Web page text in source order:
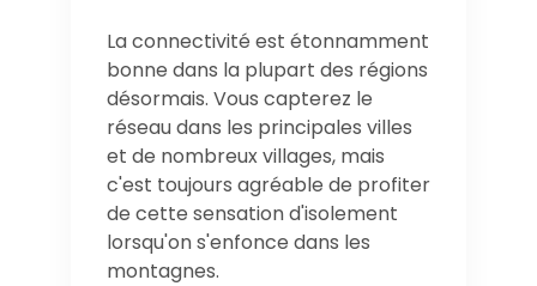
La connectivité est étonnamment
bonne dans la plupart des régions
désormais. Vous capterez le
réseau dans les principales villes
et de nombreux villages, mais
c'est toujours agréable de profiter
de cette sensation d'isolement
lorsqu'on s'enfonce dans les
montagnes.